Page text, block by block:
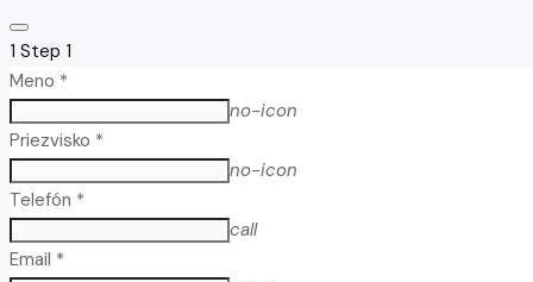
1 Step 1
Meno *
no-icon
Priezvisko *
no-icon
Telefón *
call
Email *